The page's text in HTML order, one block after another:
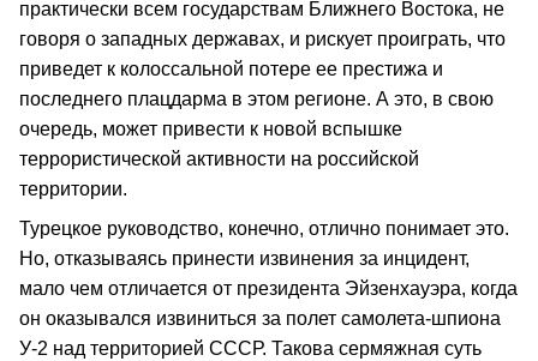
практически всем государствам Ближнего Востока, не
говоря о западных державах, и рискует проиграть, что
приведет к колоссальной потере ее престижа и
последнего плацдарма в этом регионе. А это, в свою
очередь, может привести к новой вспышке
террористической активности на российской
территории.
Турецкое руководство, конечно, отлично понимает это.
Но, отказываясь принести извинения за инцидент,
мало чем отличается от президента Эйзенхауэра, когда
он оказывался извиниться за полет самолета-шпиона
У-2 над территорией СССР. Такова сермяжная суть